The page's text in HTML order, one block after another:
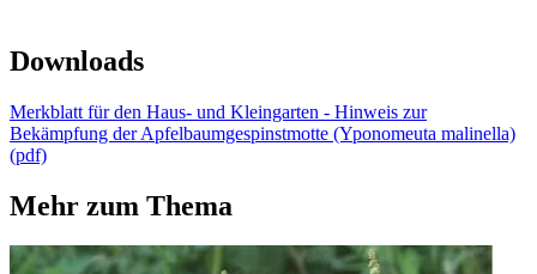
Downloads
Merkblatt für den Haus- und Kleingarten - Hinweis zur
Bekämpfung der Apfelbaumgespinstmotte (Yponomeuta malinella)
(pdf)
Mehr zum Thema